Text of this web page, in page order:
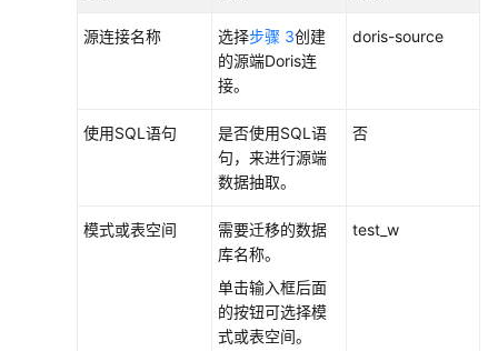
源连接名称 选择步骤 3创建
的源端Doris连
接。
doris-source
使用SQL语句
是否使用SQL语
句，来进行源端
数据抽取。
否
模式或表空间
需要迁移的数据
库名称。
单击输入框后面
的按钮可选择模
式或表空间。
test_w